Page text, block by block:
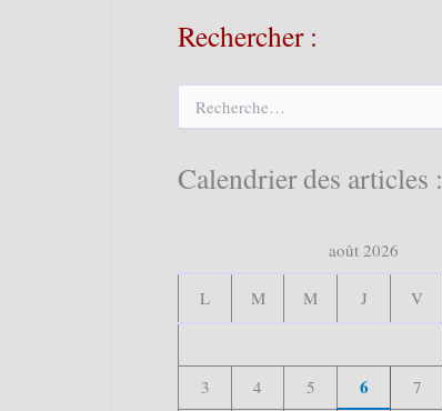
Rechercher :
e
e
Calendrier des articles :
août 2026
L M M J V
3
4 5 6 7